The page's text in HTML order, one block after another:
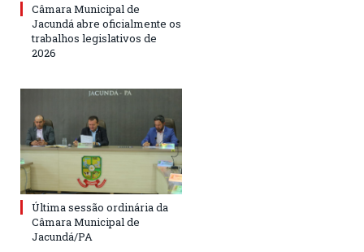
Câmara Municipal de
Jacundá abre oficialmente os
trabalhos legislativos de
2026
Última sessão ordinária da
Câmara Municipal de
Jacundá/PA